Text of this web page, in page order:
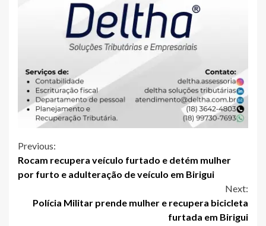
Continue
Reading
Previous:
Rocam recupera veículo furtado e detém mulher
por furto e adulteração de veículo em Birigui
Next:
Polícia Militar prende mulher e recupera bicicleta
furtada em Birigui